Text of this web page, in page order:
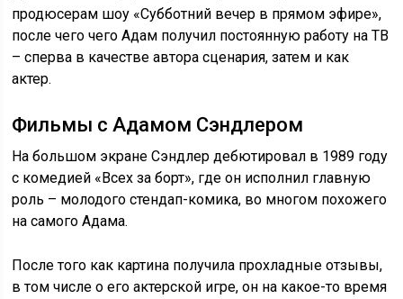
продюсерам шоу «Субботний вечер в прямом эфире»,
после чего чего Адам получил постоянную работу на ТВ
– сперва в качестве автора сценария, затем и как
актер.
Фильмы с Адамом Сэндлером
На большом экране Сэндлер дебютировал в 1989 году
с комедией «Всех за борт», где он исполнил главную
роль – молодого стендап-комика, во многом похожего
на самого Адама.
После того как картина получила прохладные отзывы,
в том числе о его актерской игре, он на какое-то время